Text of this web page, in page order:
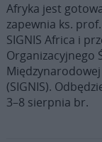
Afryka jest
zapewnia ks.
SIGNIS Africa i
Organizacyjnego
(SIGNIS).
3–8 sierpnia br.